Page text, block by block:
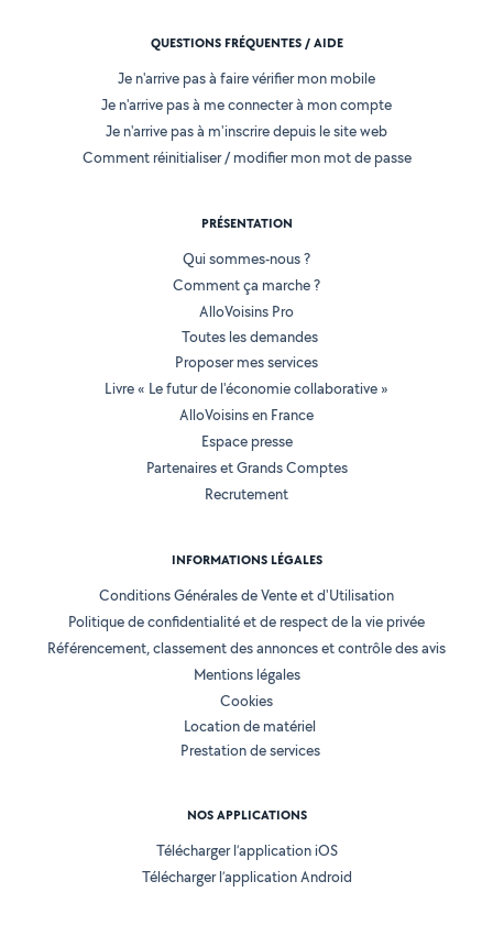
QUESTIONS FRÉQUENTES / AIDE
Je n'arrive pas à faire vérifier mon mobile
Je n'arrive pas à me connecter à mon compte
Je n'arrive pas à m'inscrire depuis le site web
Comment réinitialiser / modifier mon mot de passe
PRÉSENTATION
Qui sommes-nous ?
Comment ça marche ?
AlloVoisins Pro
Toutes les demandes
Proposer mes services
Livre « Le futur de l'économie collaborative »
AlloVoisins en France
Espace presse
Partenaires et Grands Comptes
Recrutement
INFORMATIONS LÉGALES
Conditions Générales de Vente et d'Utilisation
Politique de confidentialité et de respect de la vie privée
Référencement, classement des annonces et contrôle des avis
Mentions légales
Cookies
Location de matériel
Prestation de services
NOS APPLICATIONS
Télécharger l’application iOS
Télécharger l’application Android